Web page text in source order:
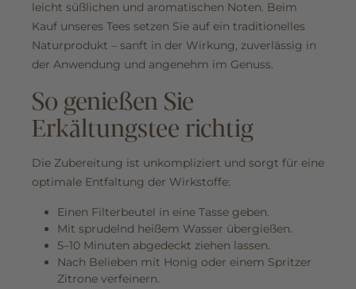
leicht süßlichen und aromatischen Noten. Beim
Kauf unseres Tees setzen Sie auf ein traditionelles
Naturprodukt – sanft in der Wirkung, zuverlässig in
der Anwendung und angenehm im Genuss.
So genießen Sie
Erkältungstee richtig
Die Zubereitung ist unkompliziert und sorgt für eine
optimale Entfaltung der Wirkstoffe:
Einen Filterbeutel in eine Tasse geben.
Mit sprudelnd heißem Wasser übergießen.
5–10 Minuten abgedeckt ziehen lassen.
Nach Belieben mit Honig oder einem Spritzer
Zitrone verfeinern.